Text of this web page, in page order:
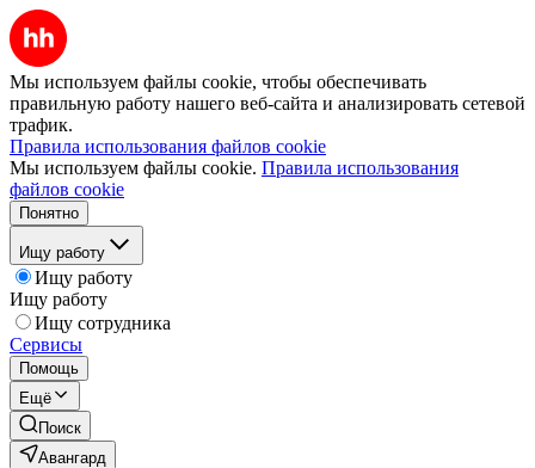
Мы используем файлы cookie, чтобы обеспечивать
правильную работу нашего веб-сайта и анализировать сетевой
трафик.
Правила использования файлов cookie
Мы используем файлы cookie. Правила использования
файлов cookie
Понятно
Ищу работу
Ищу работу
Ищу работу
Ищу сотрудника
Сервисы
Помощь
Ещё
Поиск
Авангард